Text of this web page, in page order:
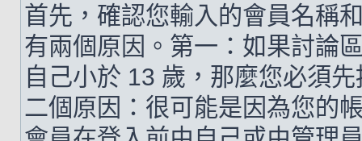
首先，確認您輸入的會員名稱
有兩個原因。第一：如果討論
自己小於 13 歲，那麼您必須
二個原因：很可能是因為您的